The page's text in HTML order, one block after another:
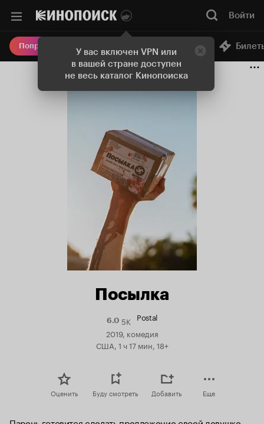
У вас включен VPN или
в вашей стране доступен
не весь каталог Кинопоиска
Войти
Попробовать Плюс Онлайн-кинотеатр
Посылка
6.0Рейтинг
Кинопоиска
6.0
5K Postal
2019, комедия
США, 1 ч 17 мин, 18+
Оценить Буду смотреть Добавить Еще